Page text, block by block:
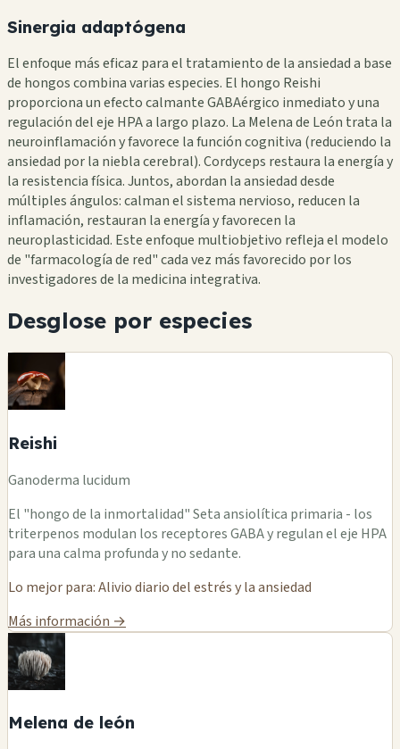
Sinergia adaptógena
El enfoque más eficaz para el tratamiento de la ansiedad a base
de hongos combina varias especies. El hongo Reishi
proporciona un efecto calmante GABAérgico inmediato y una
regulación del eje HPA a largo plazo. La Melena de León trata la
neuroinflamación y favorece la función cognitiva (reduciendo la
ansiedad por la niebla cerebral). Cordyceps restaura la energía y
la resistencia física. Juntos, abordan la ansiedad desde
múltiples ángulos: calman el sistema nervioso, reducen la
inflamación, restauran la energía y favorecen la
neuroplasticidad. Este enfoque multiobjetivo refleja el modelo
de "farmacología de red" cada vez más favorecido por los
investigadores de la medicina integrativa.
Desglose por especies
Reishi
Ganoderma lucidum
El "hongo de la inmortalidad" Seta ansiolítica primaria - los
triterpenos modulan los receptores GABA y regulan el eje HPA
para una calma profunda y no sedante.
Lo mejor para: Alivio diario del estrés y la ansiedad
Más información →
Melena de león